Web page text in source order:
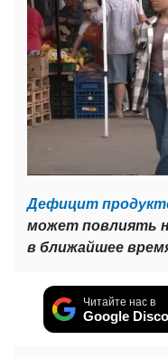
Дефицит
может повлиять
в ближайшее
Читайте нас в
Google